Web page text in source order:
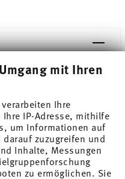
mit Ihren
Ihre
IP-Adresse, mithilfe
um Informationen auf
zuzugreifen und
Inhalte, Messungen
zu ermöglichen. Sie
Platte -
cm, Porzellan
der beliebtesten
Mit Trend